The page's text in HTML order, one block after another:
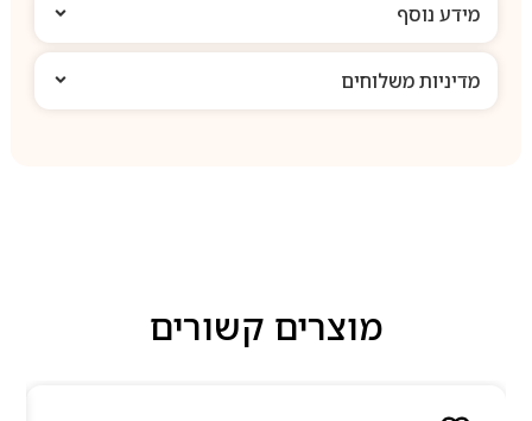
מידע נוסף
מדיניות משלוחים
מוצרים קשורים